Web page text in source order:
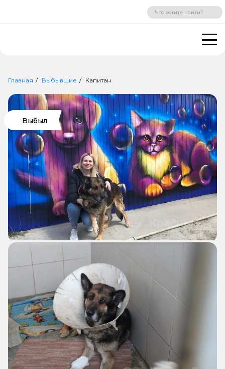
ВХОД РЕГИСТРАЦИЯ
Главная Выбывшие Капитан
Выбыл